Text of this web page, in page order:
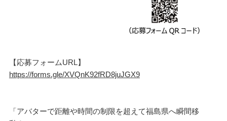
【応募フォームURL】
https://forms.gle/XVQnK92fRD8juJGX9
「アバターで距離や時間の制限を超えて福島県へ瞬間移